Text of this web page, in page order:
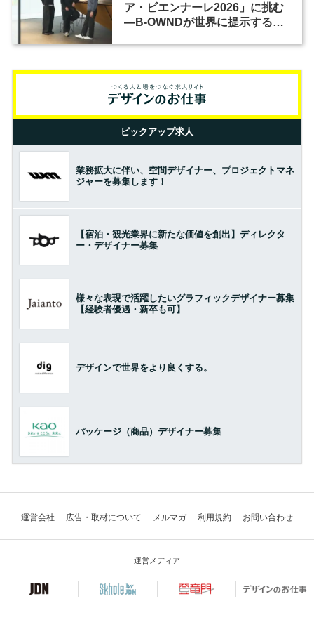
ア・ビエンナーレ2026」に挑む
―B-OWNDが世界に提示する美
ピックアップ求人
業務拡大に伴い、空間デザイナー、プロジェクトマネ
ジャーを募集します！
【宿泊・観光業界に新たな価値を創出】ディレクタ
ー・デザイナー募集
様々な表現で活躍したいグラフィックデザイナー募集
【経験者優遇・新卒も可】
デザインで世界をより良くする。
パッケージ（商品）デザイナー募集
運営会社 広告・取材について メルマガ 利用規約 お問い合わせ
運営メディア